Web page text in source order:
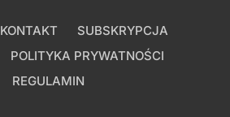
KONTAKT
SUBSKRYPCJA
POLITYKA PRYWATNOŚCI
REGULAMIN